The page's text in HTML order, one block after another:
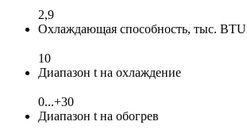
2,9
Охлаждающая способность, тыс. BTU
10
Диапазон t на охлаждение
0...+30
Диапазон t на обогрев